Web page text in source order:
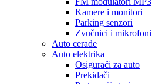
Kamere i monitori
Parking senzori
Zvučnici i mikrofoni
Auto cerade
Auto elektrika
Osigurači za auto
Prekidači